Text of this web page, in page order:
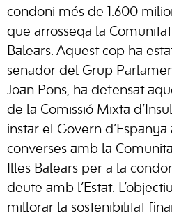
condoni més de 1.600
que arrossega la
Balears. Aquest cop ha
senador del Grup
Joan Pons, ha defensat
de la Comissió Mixta
instar el Govern
converses amb la
Illes Balears per a la
deute amb l’Estat.
millorar la sostenibilitat